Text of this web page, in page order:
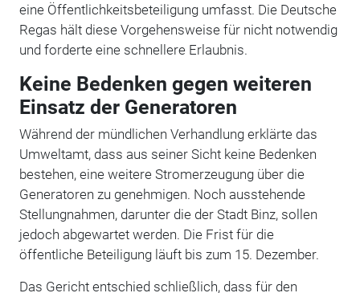
eine Öffentlichkeitsbeteiligung umfasst. Die Deutsche
Regas hält diese Vorgehensweise für nicht notwendig
und forderte eine schnellere Erlaubnis.
Keine Bedenken gegen weiteren
Einsatz der Generatoren
Während der mündlichen Verhandlung erklärte das
Umweltamt, dass aus seiner Sicht keine Bedenken
bestehen, eine weitere Stromerzeugung über die
Generatoren zu genehmigen. Noch ausstehende
Stellungnahmen, darunter die der Stadt Binz, sollen
jedoch abgewartet werden. Die Frist für die
öffentliche Beteiligung läuft bis zum 15. Dezember.
Das Gericht entschied schließlich, dass für den